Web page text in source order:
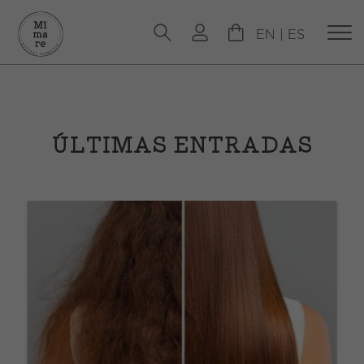
EN ES
ÚLTIMAS ENTRADAS